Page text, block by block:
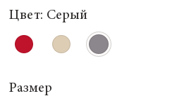
Цвет: Серый
Размер